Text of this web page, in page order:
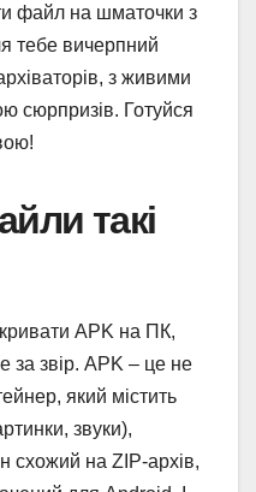
файл на шматочки з
тебе вичерпний
з живими
сюрпризів. Готуйся
такі
APK на ПК,
за звір. APK – це не
який містить
звуки),
схожий на ZIP-архів,